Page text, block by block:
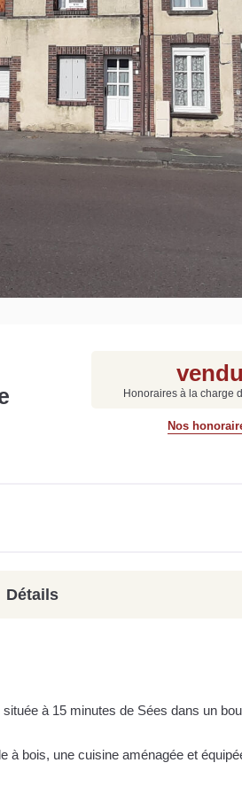
vendu
Honoraires à la charge
Nos
Détails
à 15 minutes de Sées dans un
à bois, une cuisine aménagée et